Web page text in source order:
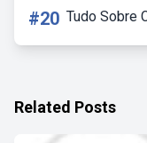
#20 Tudo Sobre
Related Posts